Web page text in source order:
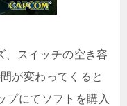
、スイッチの空き容
が変わってくると
プにてソフトを購入